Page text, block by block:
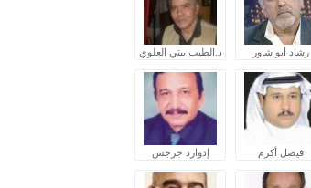
رشاد أبو شاور د.الطيب بيتي العلوي
فيصل أكرم إدوارد جرجس